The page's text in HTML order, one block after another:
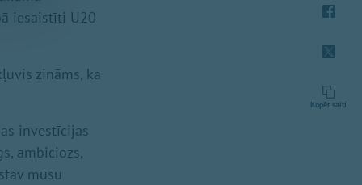
iesaistīti U20
zināms, ka
investīcijas
ambiciozs,
mūsu
Kopēt saiti